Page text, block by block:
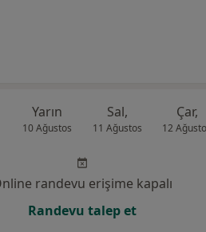
Yarın
10 Ağustos
Sal,
11 Ağustos
Çar,
12
randevu erişime kapalı
Randevu talep et